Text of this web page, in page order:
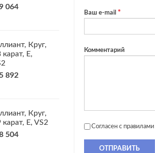
064
Круг,
карат, E,
892
Круг,
карат, E, VS2
504
Ваш e-mail
Комментарий
Согласен с правилами
ОТПРАВИТЬ